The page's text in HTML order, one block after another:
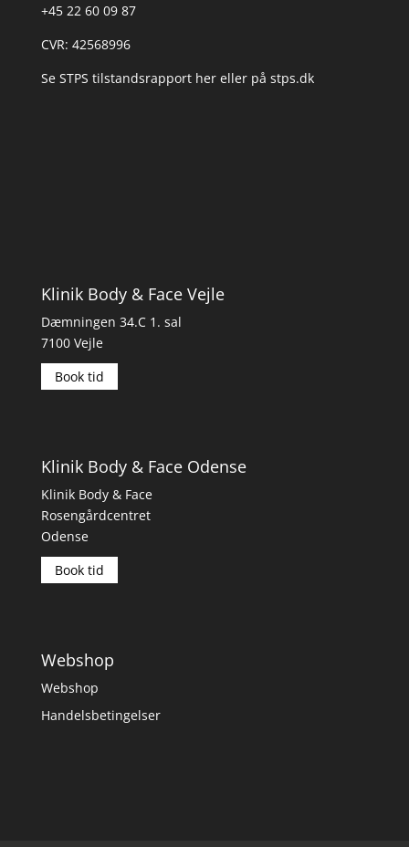
+45 22 60 09 87
CVR: 42568996
Se STPS tilstandsrapport hereller på stps.dk
Klinik Body & Face Vejle
Dæmningen 34.C 1. sal
7100 Vejle
Book tid
Klinik Body & Face Odense
Klinik Body & Face
Rosengårdcentret
Odense
Book tid
Webshop
Webshop
Handelsbetingelser